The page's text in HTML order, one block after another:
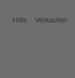
Hilfe Verkaufen